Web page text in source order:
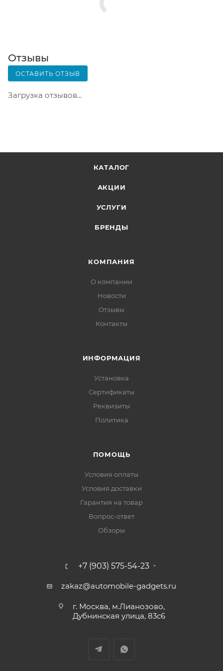
Почтовая доставка через почту России. Когда
Вскрывать коробку самостоятельно вы можете
только после оплаты заказа. Один заказ может
содержать не больше 10 позиций и его стоимость
не должна превышать 100 000 р.
Отзывы
ОСТАВИТЬ ОТЗЫВ
Загрузка отзывов...
КАТАЛОГ
АКЦИИ
УСЛУГИ
БРЕНДЫ
КОМПАНИЯ
О компании
Новости
Отзывы
Контакты
ИНФОРМАЦИЯ
Установка
Сертификаты
Реквизиты
Политика
ПОМОЩЬ
Условия оплаты
Условия доставки
Гарантия на товар
Вопрос-ответ
Обзоры
+7 (903) 575-54-23
zakaz@automobile-gadgets.ru
г. Москва, м.Лианозово,
Дубнинская улица, 83с6